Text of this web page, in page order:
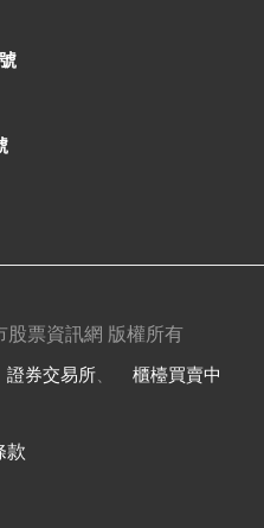
股票資訊網 版權所有
證券交易所
櫃檯買賣中
款